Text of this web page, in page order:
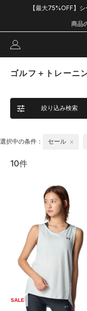
【最大75%OFF】
商品
ゴルフ＋トレーニ
絞り込み検索
選択中の条件： セール
10件
SALE